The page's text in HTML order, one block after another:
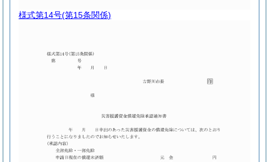
様式第14号(第15条関係)